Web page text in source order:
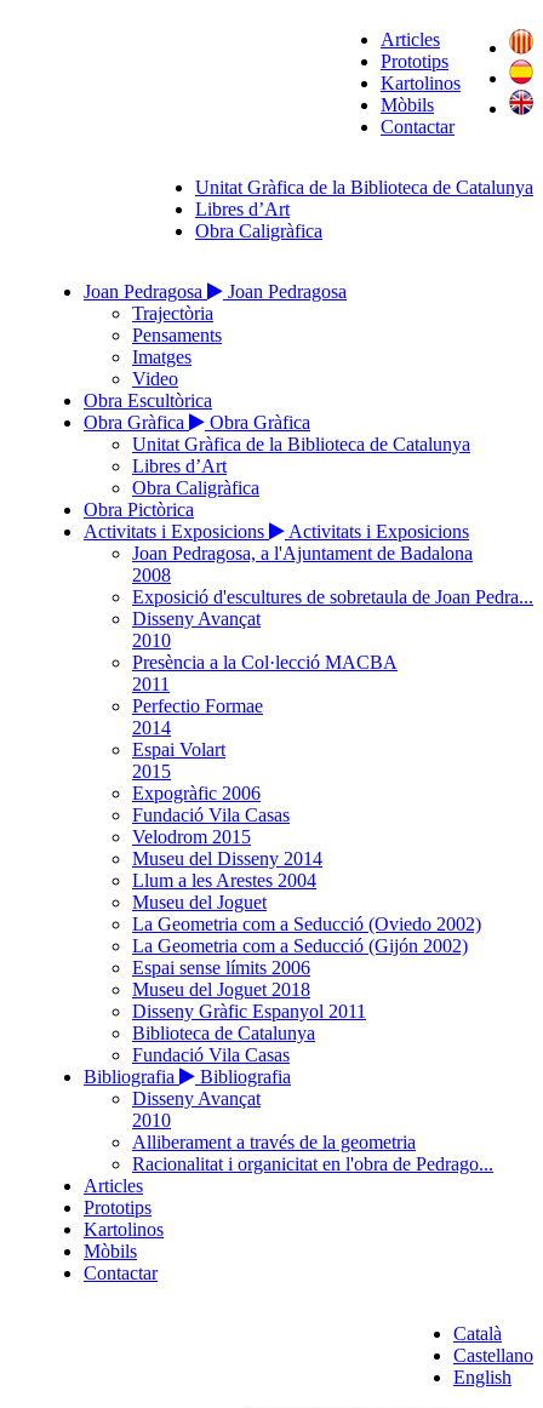
Articles
Prototips
Kartolinos
Mòbils
Contactar
Unitat Gràfica de la Biblioteca de Catalunya
Libres d’Art
Obra Caligràfica
Joan Pedragosa
Joan Pedragosa
Trajectòria
Pensaments
Imatges
Video
Obra Escultòrica
Obra Gràfica
Obra Gràfica
Unitat Gràfica de la Biblioteca de Catalunya
Libres d’Art
Obra Caligràfica
Obra Pictòrica
Activitats i Exposicions
Activitats i Exposicions
Joan Pedragosa, a l'Ajuntament de Badalona
2008
Exposició d'escultures de sobretaula de Joan Pedra...
Disseny Avançat
2010
Presència a la Col·lecció MACBA
2011
Perfectio Formae
2014
Espai Volart
2015
Expogràfic 2006
Fundació Vila Casas
Velodrom 2015
Museu del Disseny 2014
Llum a les Arestes 2004
Museu del Joguet
La Geometria com a Seducció (Oviedo 2002)
La Geometria com a Seducció (Gijón 2002)
Espai sense límits 2006
Museu del Joguet 2018
Disseny Gràfic Espanyol 2011
Biblioteca de Catalunya
Fundació Vila Casas
Bibliografia
Bibliografia
Disseny Avançat
2010
Alliberament a través de la geometria
Racionalitat i organicitat en l'obra de Pedrago...
Articles
Prototips
Kartolinos
Mòbils
Contactar
Català
Castellano
English